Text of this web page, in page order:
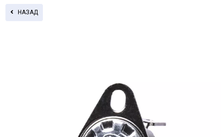
НАЗАД